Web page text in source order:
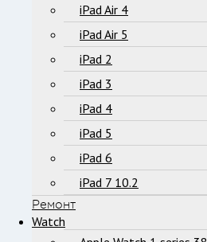
iPad Air 4
iPad Air 5
iPad 2
iPad 3
iPad 4
iPad 5
iPad 6
iPad 7 10.2
Ремонт
Watch